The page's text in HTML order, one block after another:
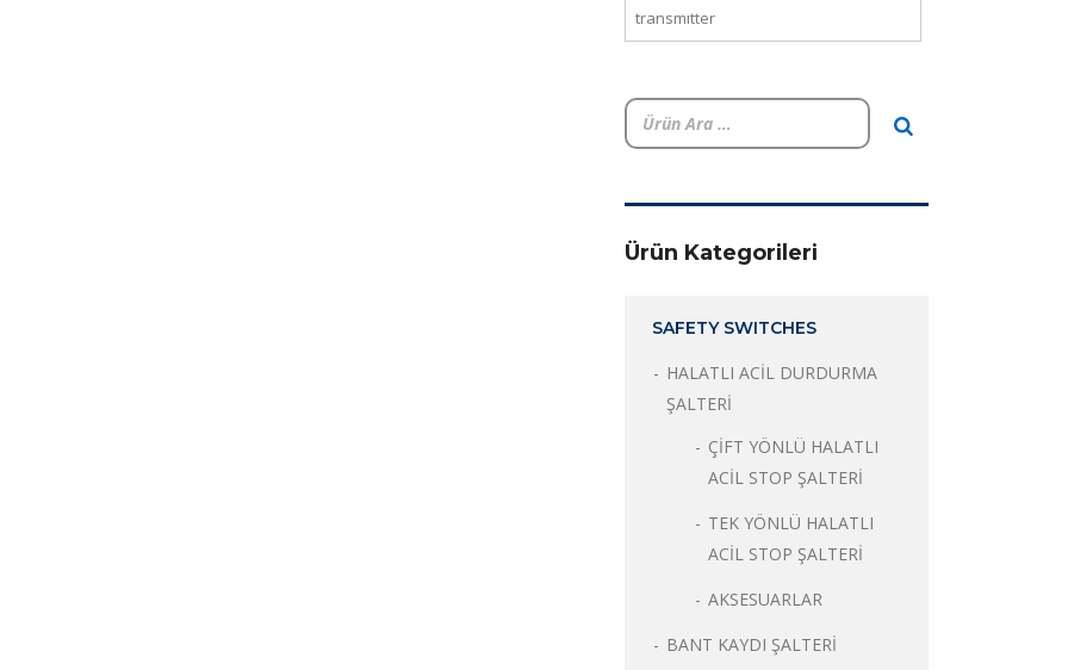
transmitter
Ürün Kategorileri
SAFETY SWITCHES
HALATLI ACİL DURDURMA
ŞALTERİ
ÇİFT YÖNLÜ HALATLI
ACİL STOP ŞALTERİ
TEK YÖNLÜ HALATLI
ACİL STOP ŞALTERİ
AKSESUARLAR
BANT KAYDI ŞALTERİ